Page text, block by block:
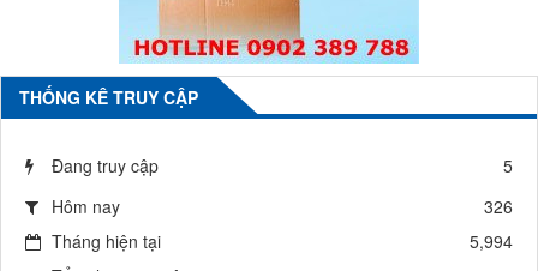
THỐNG KÊ TRUY CẬP
Đang truy cập
5
Hôm nay
326
Tháng hiện tại
5,994